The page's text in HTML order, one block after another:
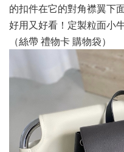
的扣件在它的對角襟翼下
好用又好看！定製粒面小
（絲帶 禮物卡 購物袋）